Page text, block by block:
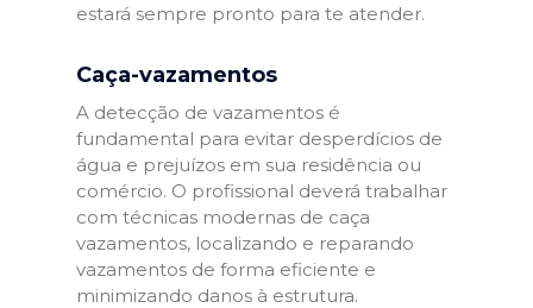
estará sempre pronto para te atender.
Caça-vazamentos
A detecção de vazamentos é
fundamental para evitar desperdícios de
água e prejuízos em sua residência ou
comércio. O profissional deverá trabalhar
com técnicas modernas de caça
vazamentos, localizando e reparando
vazamentos de forma eficiente e
minimizando danos à estrutura.